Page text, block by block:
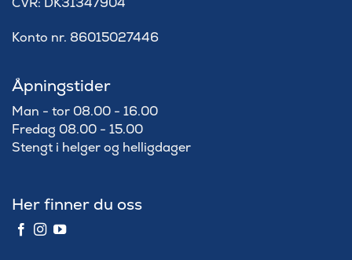
Konto nr. 86015027446
Åpningstider
Man - tor 08.00 - 16.00
Fredag 08.00 - 15.00
Stengt i helger og helligdager
Her finner du oss